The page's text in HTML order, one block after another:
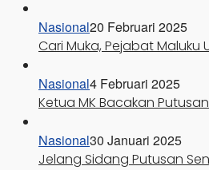
Nasional20 Februari 2025
Cari Muka, Pejabat Maluku
Nasional4 Februari 2025
Ketua MK Bacakan
Nasional30 Januari 2025
Jelang Sidang Putusan